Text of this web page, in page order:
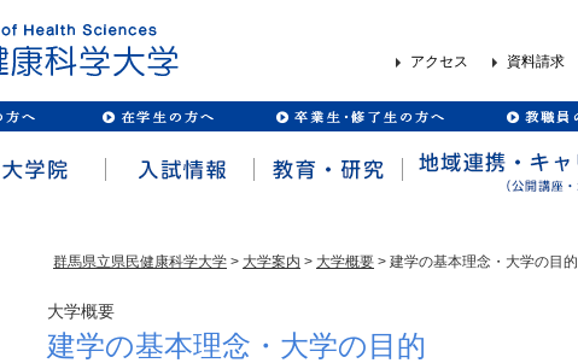
アクセス 資料請求
群馬県立県民健康科学大学 > 大学案内 > 大学概要 > 建学の基本理念・大学の目的
大学概要
建学の基本理念・大学の目的